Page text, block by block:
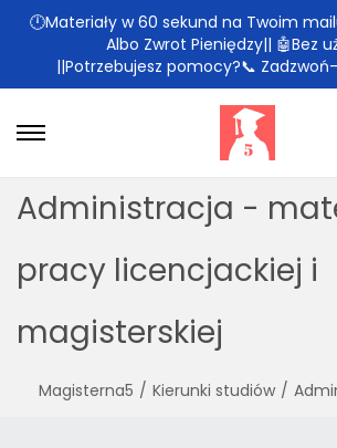
🕛Materiały w 60 sekund na Twoim
Albo Zwrot Pieniędzy|| 🤖Bez
||Potrzebujesz pomocy?📞
Administracja -
pracy licencjackiej i
magisterskiej
Magisterna5 / Kierunki studiów /